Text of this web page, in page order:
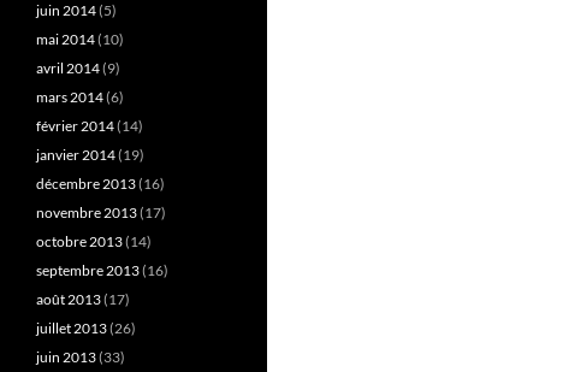
juin 2014(5)
mai 2014(10)
avril 2014(9)
mars 2014(6)
février 2014(14)
janvier 2014(19)
décembre 2013(16)
novembre 2013(17)
octobre 2013(14)
septembre 2013(16)
août 2013(17)
juillet 2013(26)
juin 2013(33)